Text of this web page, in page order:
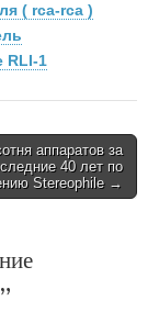
( rca-rca )
RLI-1
аппаратов за
40 лет по
Stereophile →
”